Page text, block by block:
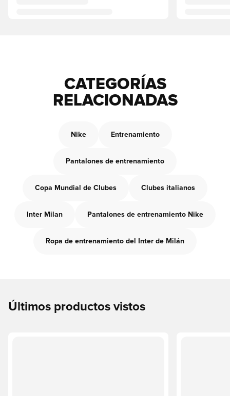
CATEGORÍAS
RELACIONADAS
Nike Entrenamiento
Pantalones de entrenamiento
Copa Mundial de Clubes Clubes italianos
Inter Milan Pantalones de entrenamiento Nike
Ropa de entrenamiento del Inter de Milán
Últimos productos vistos